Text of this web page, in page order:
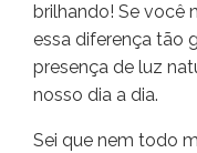
brilhando! Se você
essa diferença tão
presença de luz
nosso dia a dia.
Sei que nem todo